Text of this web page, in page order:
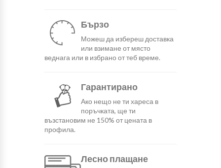
Бързо
Можеш да избереш доставка
или взимане от място
веднага или в избрано от теб време.
Гарантирано
Ако нещо не ти хареса в
поръчката, ще ти
възстановим не 150% от цената в
профила.
Лесно плащане